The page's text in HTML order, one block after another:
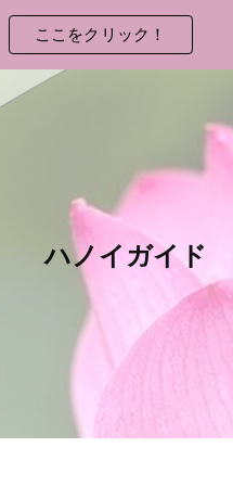
Skip to
ここをクリック！
ハノイガイド